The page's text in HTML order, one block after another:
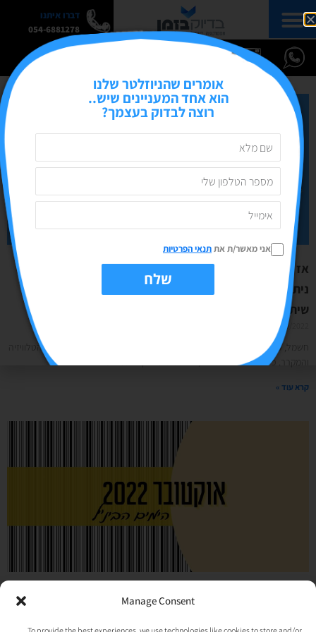
Manage Consent
דברו איתנו
054-6881278
אז מה הקשר בין חשמל לסושיאל?
ניתוח ליווי שיווקי של קבוצת הפייסבוק "חשי- חשמלאים
שיתוף ידע"
21/09/2022
חשמל, כן, כן, הדבר הזה שזורם בקירות ומפעיל לנו את המחשב, האינטרנט, הטלוויזיה
והמקרר. כל זה נדבר היום. טוב, לא ממש על איך חשמל עובד
קרא עוד »
שלושת ה- ח': חגים, חופש וחזרת.
אומרים שהניוזלטר שלנו
הוא אחד המעניינים שיש..
רוצה לבדוק בעצמך?
אני מאשר/ת אתתנאי הפרטיות
שלח